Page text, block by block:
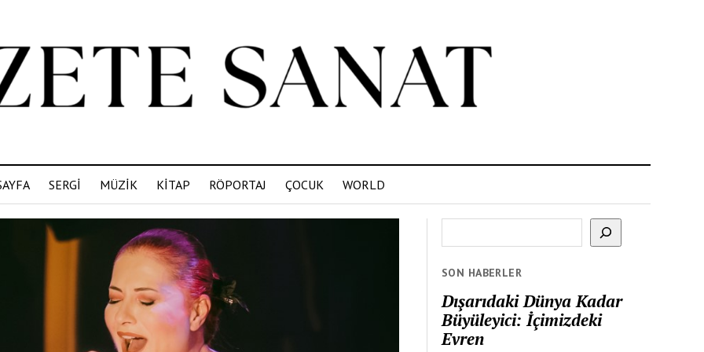
SERGİ MÜZİK KİTAP RÖPORTAJ ÇOCUK WORLD
SON HABERLER
Dışarıdaki Dünya Kadar
Büyüleyici: İçimizdeki
Evren